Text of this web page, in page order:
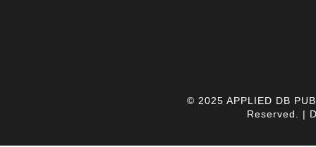
© 2025 APPLIED DB
Reserved. |